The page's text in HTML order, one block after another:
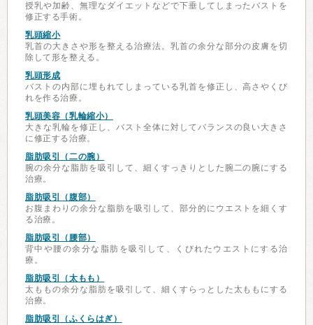
授乳や加齢、無理なダイエットなどで下垂してしまったバストを
修正する手術。
乳頭縮小
乳首の大きさや形を整える治療法。乳首の余分な部分の皮膚を切
除して形を整える。
乳頭形成
バストの内部に埋もれてしまっている乳首を修正し、高さやくび
れを作る治療。
乳頭美容（乳輪縮小）
大きな乳輪を修正し、バスト全体に対してバランスの良い大きさ
に修正する治療。
脂肪吸引（二の腕）
腕の余分な脂肪を吸引して、細くすっきりとした腕二の腕にする
治療。
脂肪吸引（腹部）
お腹まわりの余分な脂肪を吸引して、部分的にウエストを細くす
る治療。
脂肪吸引（腰部）
背中や腰の余分な脂肪を吸引して、くびれたウエストにする治
療。
脂肪吸引（太もも）
太ももの余分な脂肪を吸引して、細くすらっとした太ももにする
治療。
脂肪吸引（ふくらはぎ）